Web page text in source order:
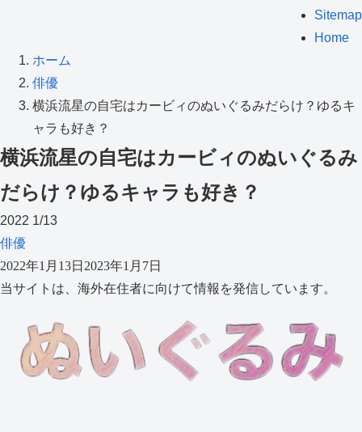
Sitemap
Home
ホーム
俳優
横浜流星の自宅はカービィのぬいぐるみだらけ？ゆるキ
ャラも好き？
横浜流星の自宅はカービィのぬいぐるみ
だらけ？ゆるキャラも好き？
2022 1/13
俳優
2022年1月13日 2023年1月7日
当サイトは、海外在住者に向けて情報を発信しています。